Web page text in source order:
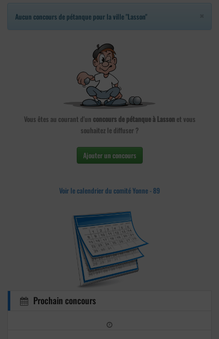
Aucun concours de pétanque pour la ville "Lasson"
Vous êtes au courant d'un concours de pétanque à Lasson et vous
souhaitez le diffuser ?
Ajouter un concours
Voir le calendrier du comité Yonne - 89
Prochain concours